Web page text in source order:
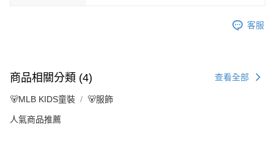
客服
商品相關分類 (4) 查看全部
🐻MLB KIDS童裝 🐻服飾
人氣商品推薦